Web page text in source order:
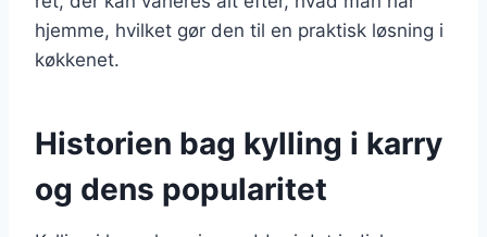
hjemme, hvilket gør den til en praktisk løsning i
køkkenet.
Historien bag kylling i karry
og dens popularitet